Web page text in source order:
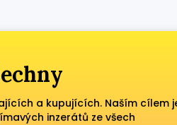
a kupujících. Naším cílem
inzerátů ze všech